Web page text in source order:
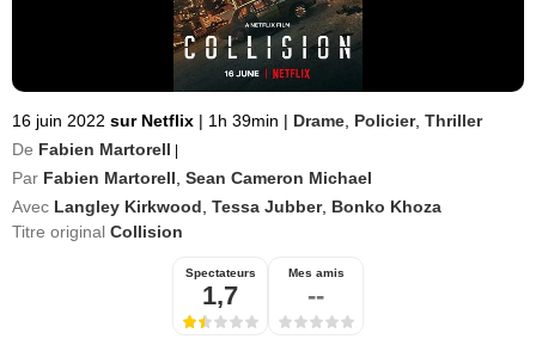
16 juin 2022 sur Netflix | 1h 39min | Drame Policier, Thriller
De Fabien Martorell
Par Fabien Martorell Sean Cameron Michael
Avec Langley Kirkwood Tessa Jubber, Bonko Khoza
Titre original Collision
Spectateurs
1,7
Mes amis
--